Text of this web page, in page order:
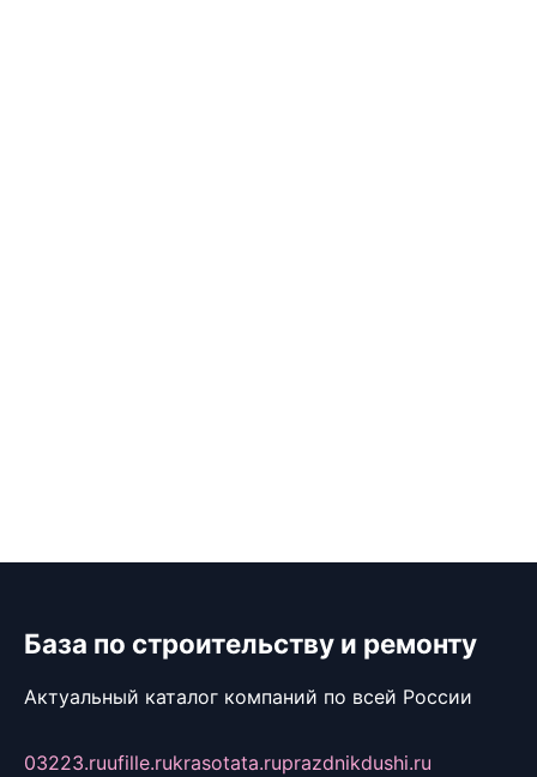
База по строительству и ремонту
Актуальный каталог компаний по всей России
03223.ruufille.rukrasotata.ruprazdnikdushi.ru